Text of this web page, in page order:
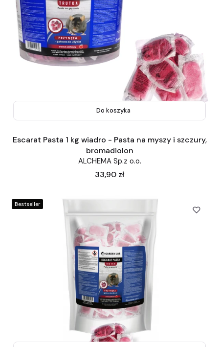
Do koszyka
Escarat Pasta 1 kg wiadro - Pasta na myszy i szczury,
bromadiolon
ALCHEMA Sp.z o.o.
Cena
33,90 zł
Bestseller